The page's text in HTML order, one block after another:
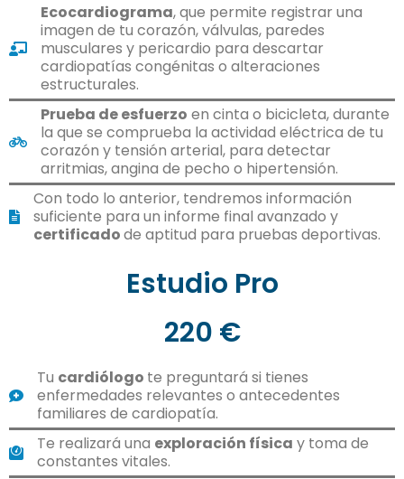
Ecocardiograma, que permite registrar una
imagen de tu corazón, válvulas, paredes
musculares y pericardio para descartar
cardiopatías congénitas o alteraciones
estructurales.
Prueba de esfuerzo en cinta o bicicleta, durante
la que se comprueba la actividad eléctrica de tu
corazón y tensión arterial, para detectar
arritmias, angina de pecho o hipertensión.
Con todo lo anterior, tendremos información
suficiente para un informe final avanzado y
certificadode aptitud para pruebas deportivas.
Estudio Pro
220 €
Tu cardiólogo te preguntará si tienes
enfermedades relevantes o antecedentes
familiares de cardiopatía.
Te realizará una exploración física y toma de
constantes vitales.